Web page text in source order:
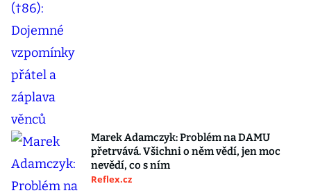
Marek Adamczyk: Problém na DAMU
přetrvává. Všichni o něm vědí, jen moc
nevědí, co s ním
Reflex.cz